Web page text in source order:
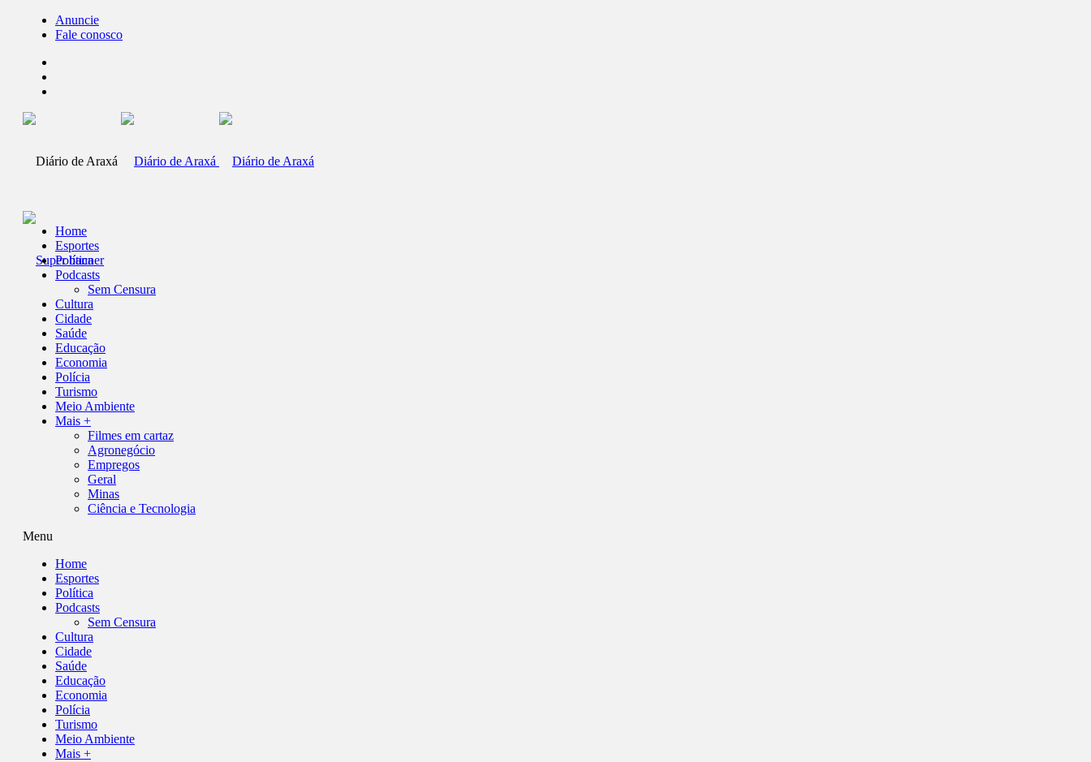
Anuncie
Fale conosco
Home
Esportes
Política
Podcasts
Sem Censura
Cultura
Cidade
Saúde
Educação
Economia
Polícia
Turismo
Meio Ambiente
Mais +
Filmes em cartaz
Agronegócio
Empregos
Geral
Minas
Ciência e Tecnologia
Menu
Home
Esportes
Política
Podcasts
Sem Censura
Cultura
Cidade
Saúde
Educação
Economia
Polícia
Turismo
Meio Ambiente
Mais +